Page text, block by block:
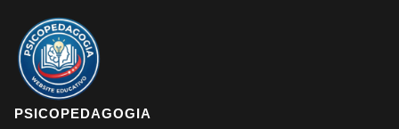
PSICOPEDAGOGIA